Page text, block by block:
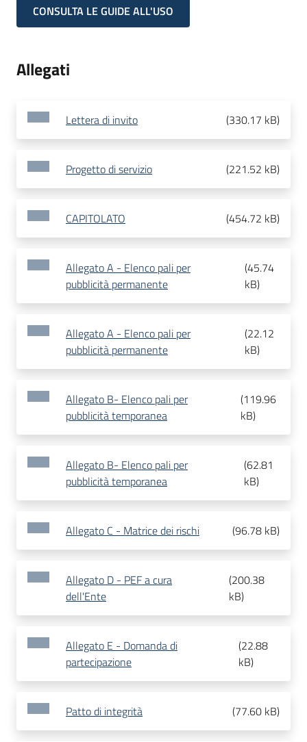
CONSULTA LE GUIDE ALL'USO
Allegati
Lettera di invito (330.17 kB)
Progetto di servizio (221.52 kB)
CAPITOLATO (454.72 kB)
Allegato A - Elenco pali per
pubblicità permanente
(45.74
kB)
Allegato A - Elenco pali per
pubblicità permanente
(22.12
kB)
Allegato B- Elenco pali per
pubblicità temporanea
(119.96
kB)
Allegato B- Elenco pali per
pubblicità temporanea
(62.81
kB)
Allegato C - Matrice dei rischi (96.78 kB)
Allegato D - PEF a cura
dell'Ente
(200.38
kB)
Allegato E - Domanda di
partecipazione
(22.88
kB)
Patto di integrità (77.60 kB)